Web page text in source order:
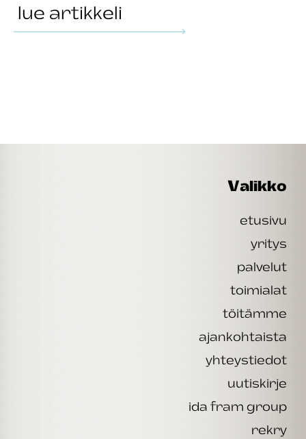
lue artikkeli
Valikko
etusivu
yritys
palvelut
toimialat
töitämme
ajankohtaista
yhteystiedot
uutiskirje
ida fram group
rekry